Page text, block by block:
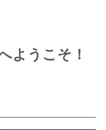
ようこそ！